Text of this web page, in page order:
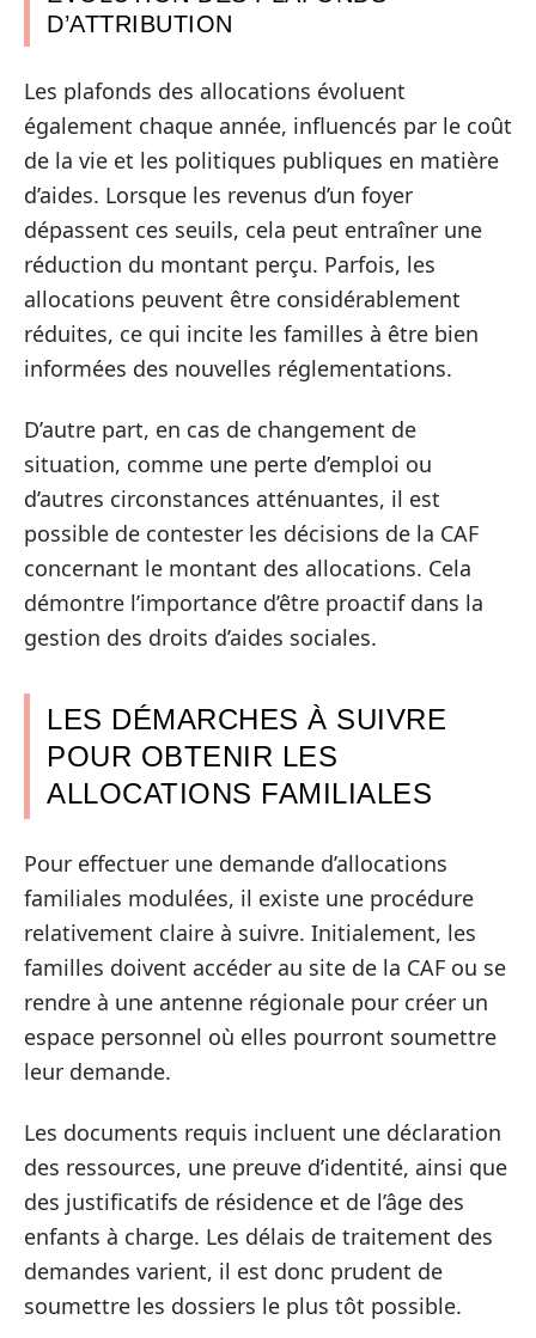
D’ATTRIBUTION
Les plafonds des allocations évoluent
également chaque année, influencés par le coût
de la vie et les politiques publiques en matière
d’aides. Lorsque les revenus d’un foyer
dépassent ces seuils, cela peut entraîner une
réduction du montant perçu. Parfois, les
allocations peuvent être considérablement
réduites, ce qui incite les familles à être bien
informées des nouvelles réglementations.
D’autre part, en cas de changement de
situation, comme une perte d’emploi ou
d’autres circonstances atténuantes, il est
possible de contester les décisions de la CAF
concernant le montant des allocations. Cela
démontre l’importance d’être proactif dans la
gestion des droits d’aides sociales.
LES DÉMARCHES À SUIVRE
POUR OBTENIR LES
ALLOCATIONS FAMILIALES
Pour effectuer une demande d’allocations
familiales modulées, il existe une procédure
relativement claire à suivre. Initialement, les
familles doivent accéder au site de la CAF ou se
rendre à une antenne régionale pour créer un
espace personnel où elles pourront soumettre
leur demande.
Les documents requis incluent une déclaration
des ressources, une preuve d’identité, ainsi que
des justificatifs de résidence et de l’âge des
enfants à charge. Les délais de traitement des
demandes varient, il est donc prudent de
soumettre les dossiers le plus tôt possible.